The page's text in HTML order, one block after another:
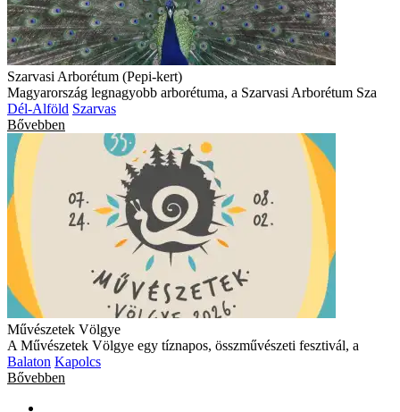
Szarvasi Arborétum (Pepi-kert)
Magyarország legnagyobb arborétuma, a Szarvasi Arborétum Sza
Dél-Alföld Szarvas
Bővebben
Művészetek Völgye
A Művészetek Völgye egy tíznapos, összművészeti fesztivál, a
Balaton Kapolcs
Bővebben